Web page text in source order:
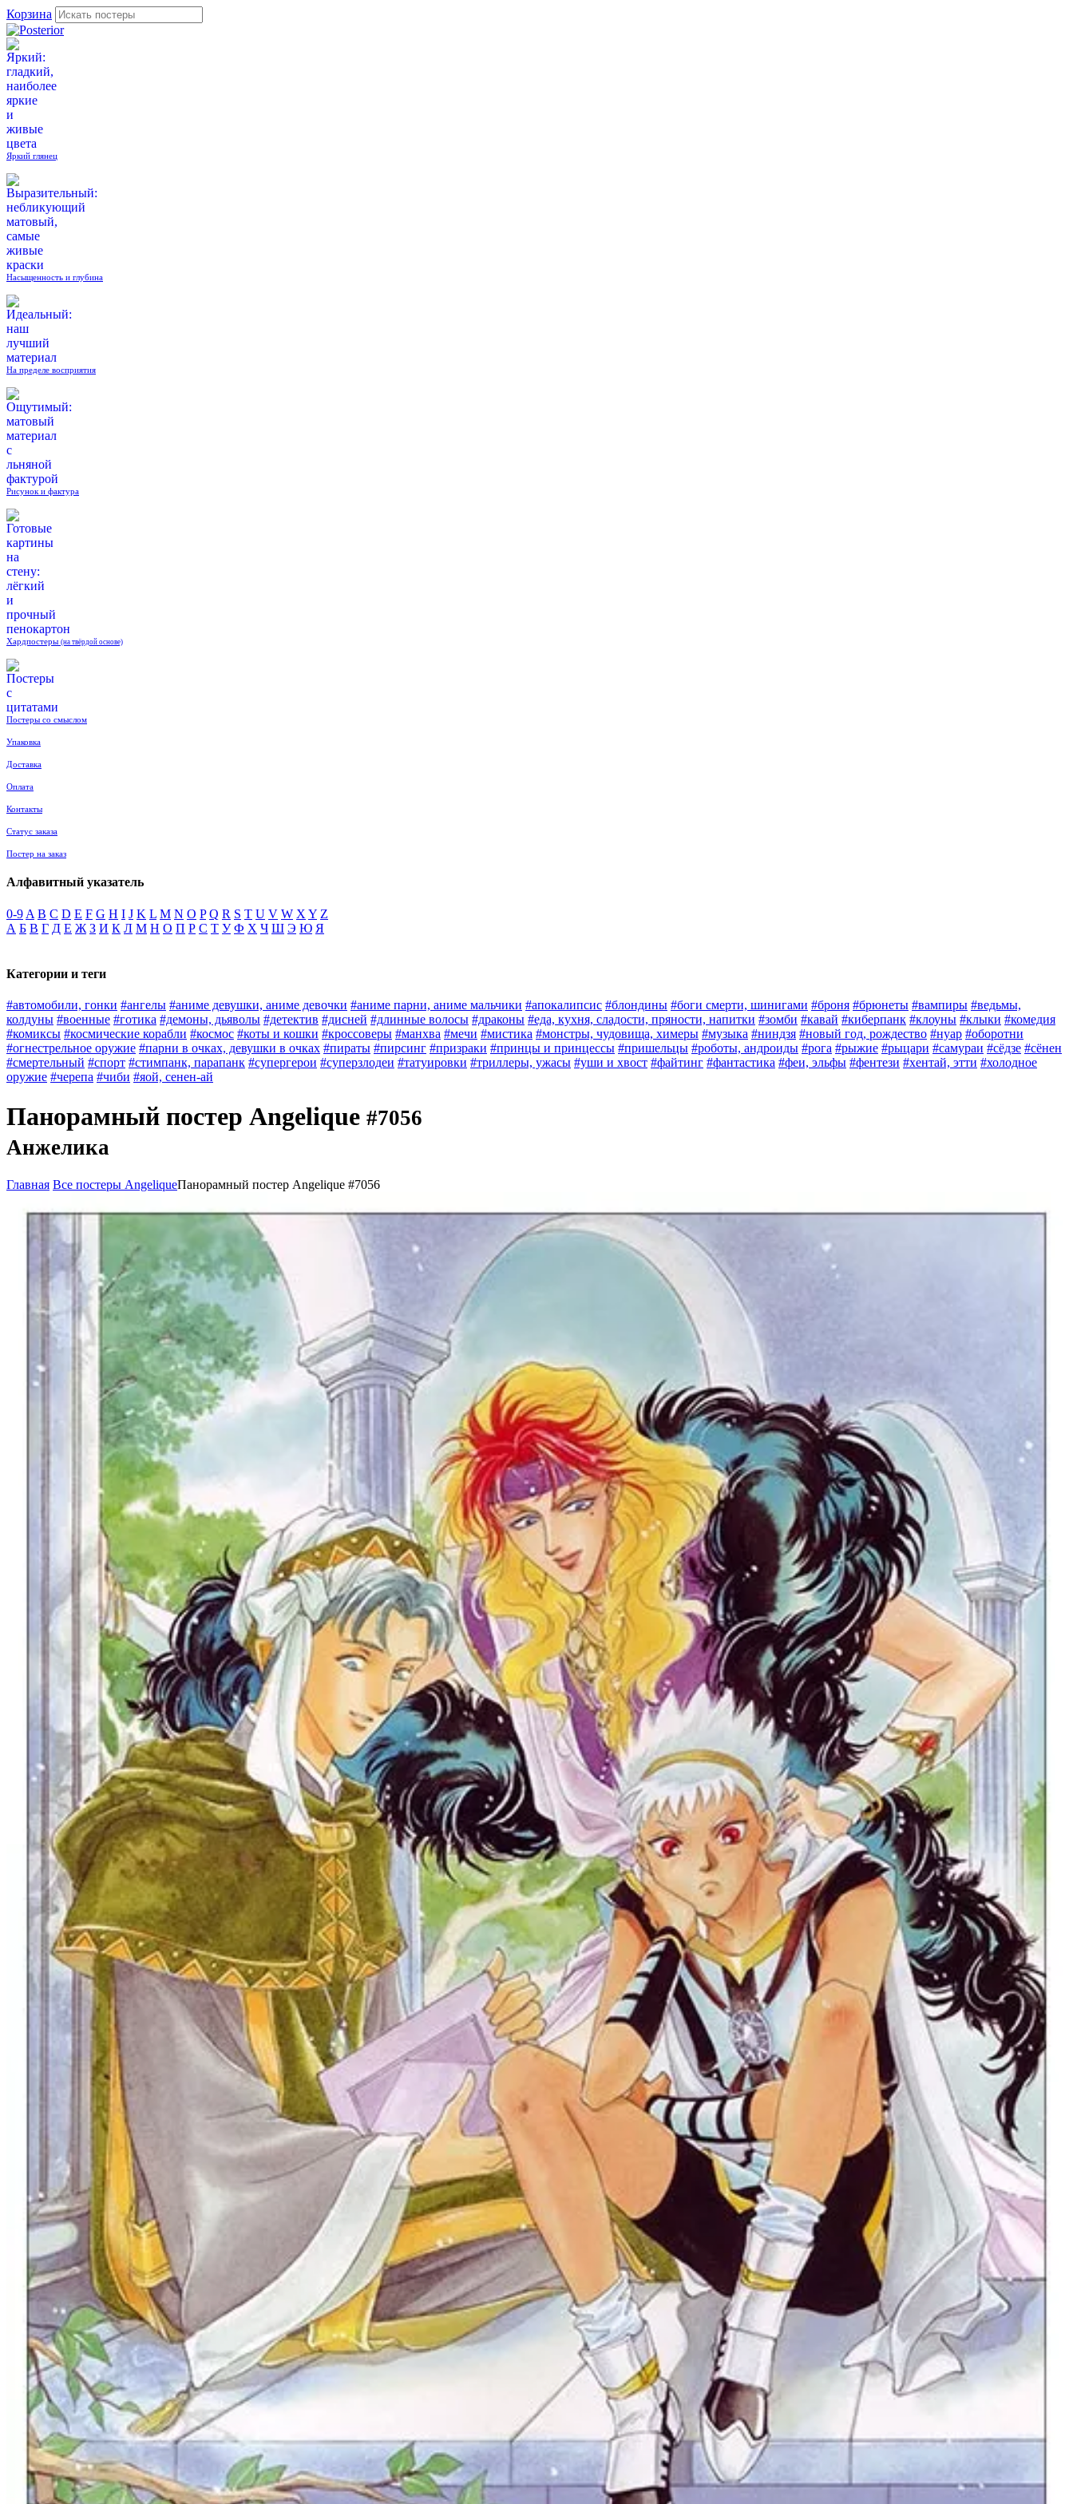
Корзина
Яркий глянец
Насыщенность и глубина
На пределе восприятия
Рисунок и фактура
Хардпостеры (на твёрдой основе)
Постеры со смыслом
Упаковка
Доставка
Оплата
Контакты
Статус заказа
Постер на заказ
Алфавитный указатель
0-9 A B C D E F G H I J K L M N O P Q R S T U V W X Y Z
А Б В Г Д Е Ж З И К Л М Н О П Р С Т У Ф Х Ч Ш Э Ю Я
Категории и теги
#автомобили, гонки #ангелы #аниме девушки, аниме девочки #аниме парни, аниме мальчики #апокалипсис #блондины #боги смерти, шинигами #броня #брюнеты #вампиры #ведьмы,
колдуны #военные #готика #демоны, дьяволы #детектив #дисней #длинные волосы #драконы #еда, кухня, сладости, пряности, напитки #зомби #кавай #киберпанк #клоуны #клыки #комедия
#комиксы #космические корабли #космос #коты и кошки #кроссоверы #манхва #мечи #мистика #монстры, чудовища, химеры #музыка #ниндзя #новый год, рождество #нуар #оборотни
#огнестрельное оружие #парни в очках, девушки в очках #пираты #пирсинг #призраки #принцы и принцессы #пришельцы #роботы, андроиды #рога #рыжие #рыцари #самураи #сёдзе #сёнен
#смертельный #спорт #стимпанк, парапанк #супергерои #суперзлодеи #татуировки #триллеры, ужасы #уши и хвост #файтинг #фантастика #феи, эльфы #фентези #хентай, этти #холодное
оружие #черепа #чиби #яой, сенен-ай
Панорамный постер Angelique #7056
Анжелика
Главная Все постеры AngeliqueПанорамный постер Angelique #7056